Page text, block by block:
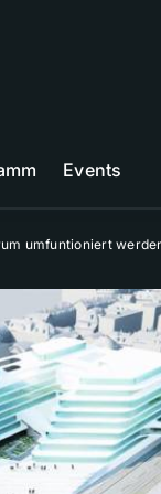
Events
umfuntioniert